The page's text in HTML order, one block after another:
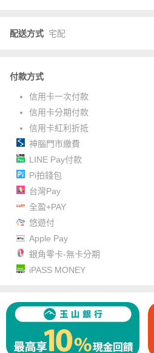
配送方式 宅配
付款方式
信用卡一次付款
信用卡分期付款
信用卡紅利折抵
神腦門市繳費
LINE Pay付款
Pi拍錢包
台灣Pay
全盈+PAY
悠遊付
Apple Pay
銀角零卡-無卡分期
iPASS MONEY